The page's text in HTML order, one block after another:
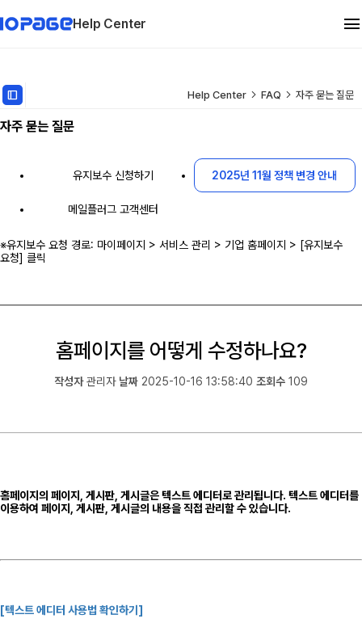
Help Center
유지보수
dock_to_right Help Center FAQ 자주 묻는 질문
자주 묻는 질문
유지보수 신청하기 2025년 11월 정책 변경 안내
메일플러그 고객센터
※유지보수 요청 경로: 마이페이지 > 서비스 관리 > 기업 홈페이지 > [유지보수
요청] 클릭
홈페이지를 어떻게 수정하나요?
작성자관리자 날짜 2025-10-16 13:58:40 조회수 109
홈페이지의 페이지, 게시판, 게시글은텍스트 에디터로 관리됩니다. 텍스트 에디터를
이용하여 페이지, 게시판, 게시글의 내용을 직접 관리할 수 있습니다.
[텍스트 에디터 사용법 확인하기]